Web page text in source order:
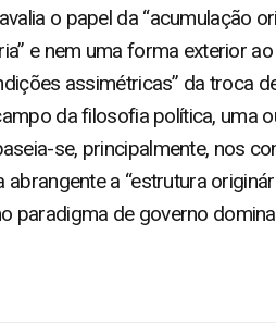
o papel da “acumulação
e nem uma forma exterior
assimétricas” da troca
da filosofia política, uma
se, principalmente, nos
abrangente a “estrutura
paradigma de governo